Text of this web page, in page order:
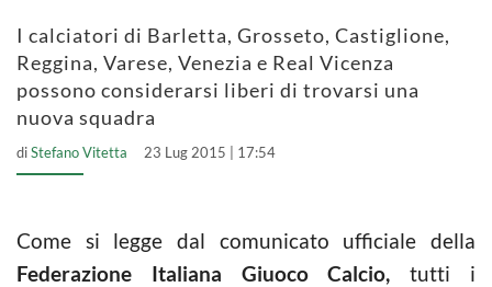
I calciatori di Barletta, Grosseto, Castiglione,
Reggina, Varese, Venezia e Real Vicenza
possono considerarsi liberi di trovarsi una
nuova squadra
diStefano Vitetta 23 Lug 2015 | 17:54
Come si legge dal comunicato ufficiale della
Federazione Italiana Giuoco Calcio, tutti i